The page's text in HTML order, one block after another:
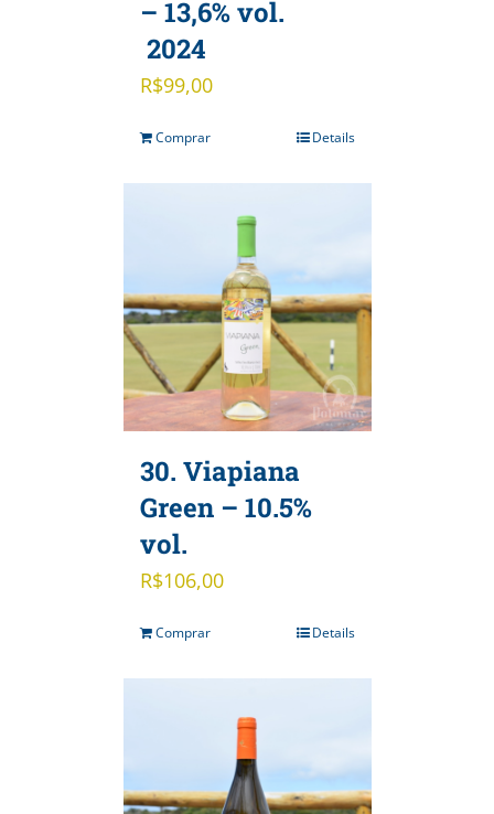
– 13,6% vol.
2024
R$99,00
Comprar Details
30. Viapiana
Green – 10.5%
vol.
R$106,00
Comprar Details